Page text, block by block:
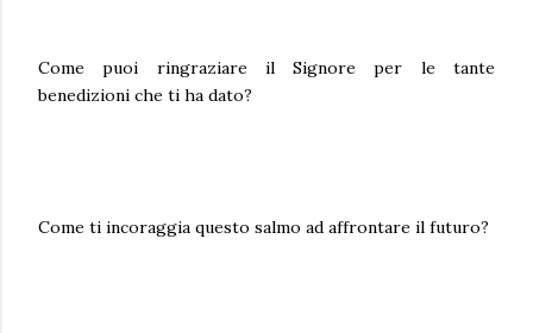
Come puoi ringraziare il Signore per le tante
benedizioni che ti ha dato?
Come ti incoraggia questo salmo ad affrontare il futuro?